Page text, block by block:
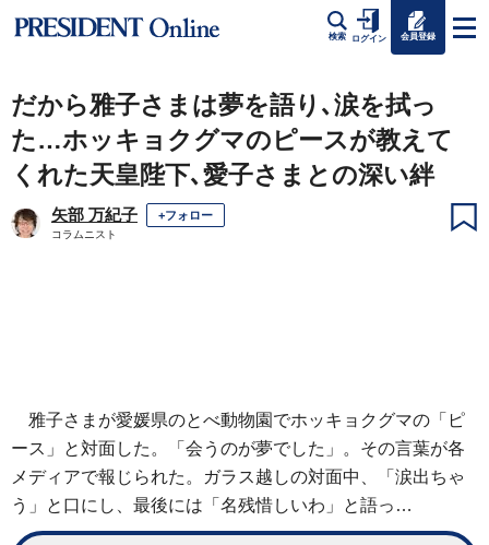
検索 ログイン 会員登録
だから雅子さまは夢を語り､涙を拭っ
た…ホッキョクグマのピースが教えて
くれた天皇陛下､愛子さまとの深い絆
矢部 万紀子 +フォロー
コラムニスト
雅子さまが愛媛県のとべ動物園でホッキョクグマの「ピ
ース」と対面した。「会うのが夢でした」。その言葉が各
メディアで報じられた。ガラス越しの対面中、「涙出ちゃ
う」と口にし、最後には「名残惜しいわ」と語っ…